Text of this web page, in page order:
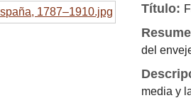
Título:
del
media y